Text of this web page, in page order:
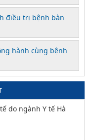
điều trị bệnh bàn
hành cùng bệnh
do ngành Y tế Hà